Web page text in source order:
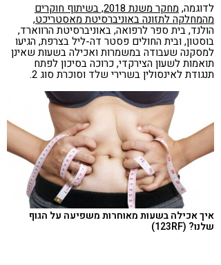
לדוגמה,
מחקר משנת 2018, בשיתוף חוקרים
מהמחלקה לתזונה באוניברסיטת מאסטריכט,
הולנד, בית ספר לרפואה, באוניברסיטת הרווארד,
בוסטון, ובית החולים פסטר דה-ליל בצרפת, הגיעו
למסקנה שעבודה במשמרות ואכילה בשעות שאינן
תואמות לשעון הצירקדי, כרוכה בסיכון לפתח
תנגודת לאינסולין בשרירי שלד וסוכרת סוג 2.
איך אכילה בשעות מאוחרות משפיעה על הגוף
שלנו? (123RF)